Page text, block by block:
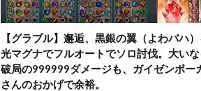
【グラブル】邂逅、黒銀の翼（よわバハ
光マグナでフルオートでソロ討伐。大い
破局の999999ダメージも、ガイゼンボー
さんのおかげで余裕。